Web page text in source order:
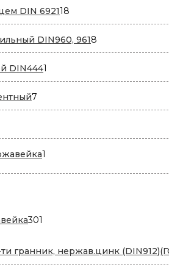
DIN 692118
товаров
DIN960, 9618
товаров
DIN4441
товар
7
товаров
1
301
гранник, нержав.цинк